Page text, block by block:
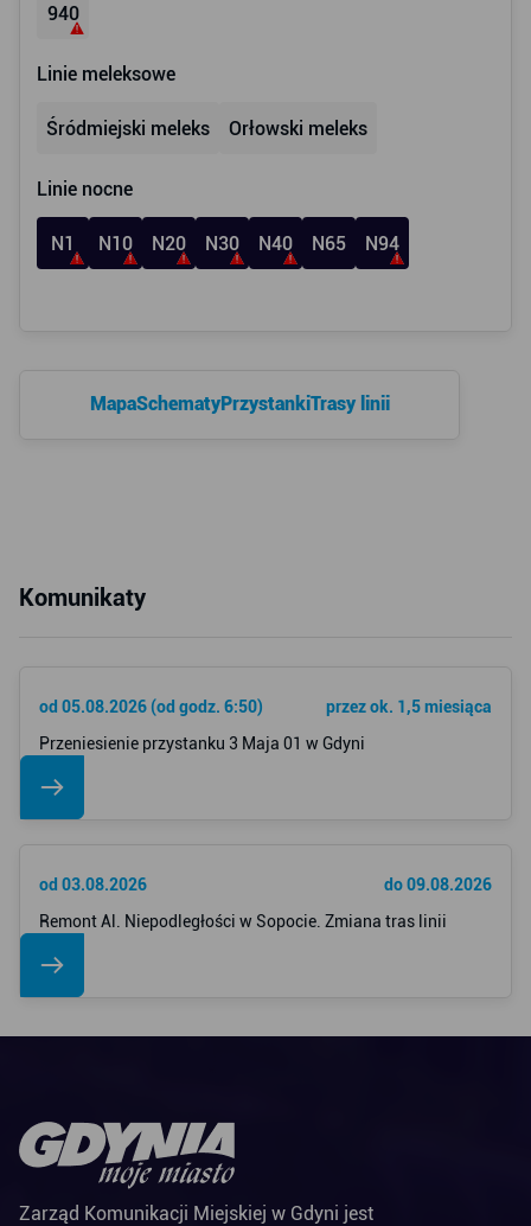
940
Linie meleksowe
Śródmiejski meleks Orłowski meleks
Linie nocne
N1 N10 N20 N30 N40 N65 N94
MapaSchematyPrzystankiTrasy linii
Komunikaty
od 05.08.2026 (od godz. 6:50)
przez ok. 1,5 miesiąca
Przeniesienie przystanku 3 Maja 01 w Gdyni
od 03.08.2026
do 09.08.2026
Remont Al. Niepodległości w Sopocie. Zmiana tras linii
Zarząd Komunikacji Miejskiej w Gdyni jest